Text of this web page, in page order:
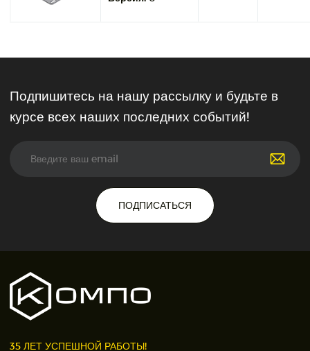
Подпишитесь на нашу рассылку и будьте в
курсе всех наших последних событий!
ПОДПИСАТЬСЯ
35 ЛЕТ УСПЕШНОЙ РАБОТЫ!